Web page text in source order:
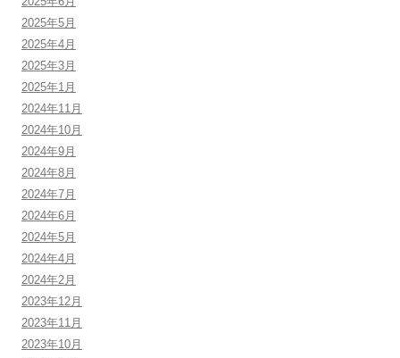
2025年5月
2025年4月
2025年3月
2025年1月
2024年11月
2024年10月
2024年9月
2024年8月
2024年7月
2024年6月
2024年5月
2024年4月
2024年2月
2023年12月
2023年11月
2023年10月